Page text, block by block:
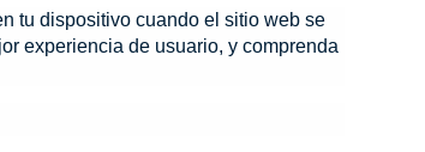
tu dispositivo cuando el sitio web se
experiencia de usuario, y comprenda